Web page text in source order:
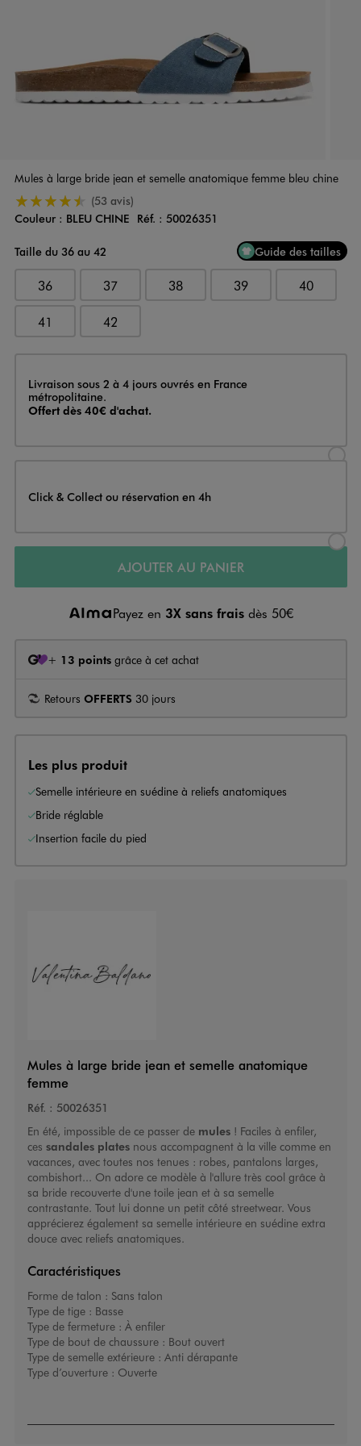
Mules à large bride jean et semelle anatomique femme bleu chine
4.5/5 de moyenne
(53 avis)
Couleur
Couleur : BLEU CHINE Réf. : 50026351
Taille du 36 au 42
Guide des tailles
36 37 38 39 40
41 42
Livraison
Livraison sous 2 à 4 jours ouvrés en France
métropolitaine.
Offert dès 40€ d'achat.
Click & Collect ou réservation en 4h
AJOUTER AU PANIER
Payez en 3X sans frais dès 50€
+ 13 points grâce à cet achat
Retours OFFERTS 30 jours
Les plus produit
Semelle intérieure en suédine à reliefs anatomiques
Bride réglable
Insertion facile du pied
Mules à large bride jean et semelle anatomique
femme
Réf. : 50026351
En été, impossible de ce passer de mules! Faciles à enfiler,
ces sandales platesnous accompagnent à la ville comme en
vacances, avec toutes nos tenues : robes, pantalons larges,
combishort... On adore ce modèle à l'allure très cool grâce à
sa bride recouverte d'une toile jean et à sa semelle
contrastante. Tout lui donne un petit côté streetwear. Vous
apprécierez également sa semelle intérieure en suédine extra
douce avec reliefs anatomiques.
Caractéristiques
Forme de talon : Sans talon
Type de tige : Basse
Type de fermeture : À enfiler
Type de bout de chaussure : Bout ouvert
Type de semelle extérieure : Anti dérapante
Type d’ouverture : Ouverte